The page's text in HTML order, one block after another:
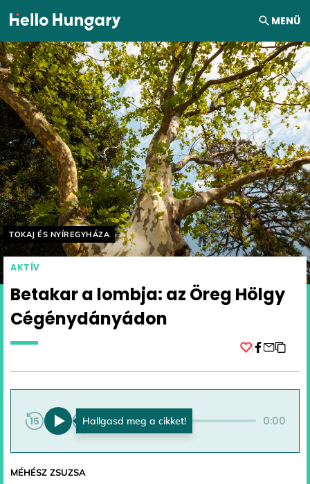
Ugrás a tartalomhoz MENÜ
Helyszín címkék:
TOKAJ ÉS NYÍREGYHÁZA
AKTÍV
Betakar a lombja: az Öreg Hölgy
Cégénydányádon
0:00 0:00
MÉHÉSZ ZSUZSA